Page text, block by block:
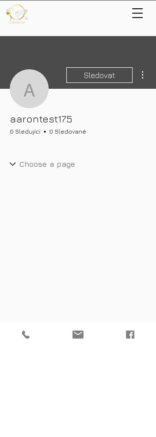
aarontest175
Sledovat
aarontest175
0 Sledující 0 Sledované